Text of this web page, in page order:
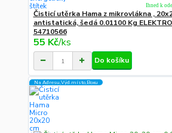
Čisticí utěrka Hama z mikrovlákna ,
antistatická, šedá 0.01100 Kg
54710566
55 Kč/ks
Ihned k
Do košíku
Na Adresu,Výd.místo,Boxu